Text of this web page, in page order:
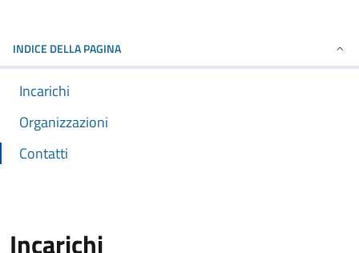
INDICE DELLA PAGINA
Incarichi
Organizzazioni
Contatti
Incarichi